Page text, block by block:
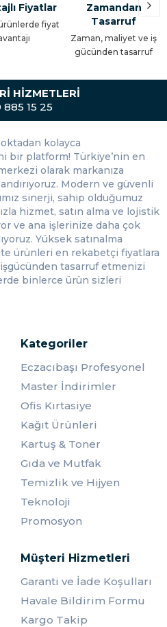
dahil eder. Böylelikle
yer alması kaçılmaz bir
girişlerinde okuyucularla
getiren iş hanlarında da
fabrikaların da giriş ve
olmadığı özel bölümlere
yardımcı olur.
ait bir alanı olduğu için her
olduğu askeri alanlarda da
ev sahipliği yapar ve farklı
Bu nedenle bu alanlarda
okuyucuları tercih ederler.
de site dışından ya da
bir birinin girmemesi için
yer alır. Özellikle her
yemekhanelerine ve
çok alanında mutlaka
Çalışması
satışının yapıldığı her
larını rahatlıkla satın alırsınız.
çalıştırmanız için yeterli
onaylanmış sertifikalara ihtiyaç
okuyucunun yazılımına
olan okuyucunuzun ise belli
algılamasını sağlayan
çalışmasında kesinlikle
Fiyatlar
fiyat
Zamandan
Tasarruf
Zaman, maliyet ve iş
gücünden tasarruf
HIZMETLERI
15 25
kolayca
bir platform! Türkiye’nin en
olarak markanıza
Modern ve güvenli
sinerji, sahip olduğumuz
hizmet, satın alma ve lojistik
ve ana işlerinize daha çok
Yüksek satınalma
ürünleri en rekabetçi fiyatlara
tasarruf etmenizi
binlerce ürün sizleri
Kategoriler
Eczacıbaşı Profesyonel
Master İndirimler
Ofis Kırtasiye
Kağıt Ürünleri
Kartuş & Toner
Gıda ve Mutfak
Temizlik ve Hijyen
Teknoloji
Promosyon
Müşteri Hizmetleri
Garanti ve İade Koşulları
Havale Bildirim Formu
Kargo Takip